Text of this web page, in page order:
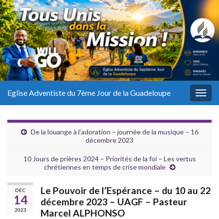
Eglise Adventiste du 7ème Jour de la Guadeloupe
De la louange à l’adoration – journée de la musique – 16
décembre 2023
10 Jours de prières 2024 – Priorités de la foi – Les vertus
chrétiennes en temps de crise mondiale
DÉC
14
2023
Le Pouvoir de l’Espérance – du 10 au 22
décembre 2023 – UAGF – Pasteur
Marcel ALPHONSO